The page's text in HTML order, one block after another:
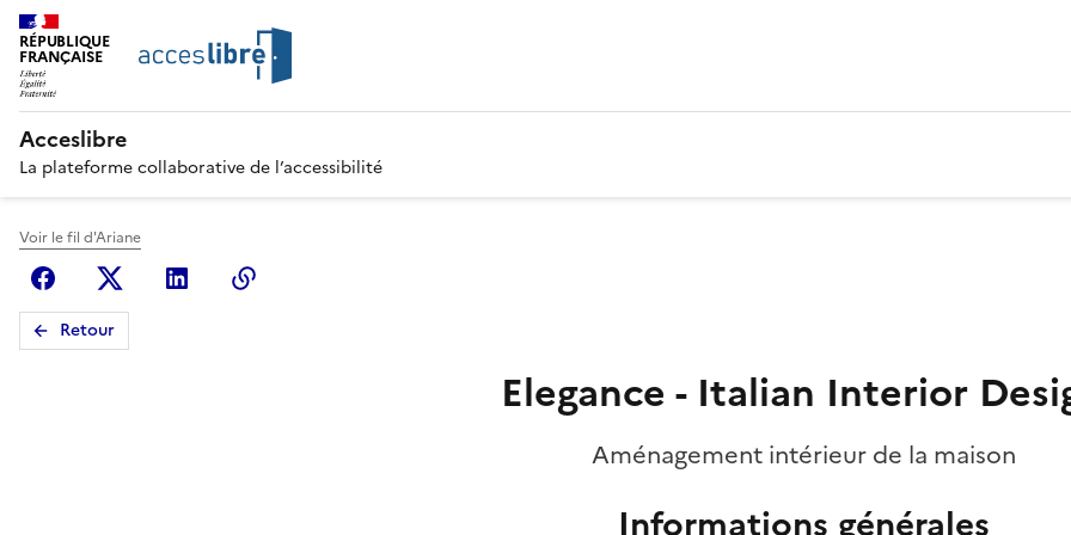
RÉPUBLIQUE
FRANÇAISE
Acceslibre
La plateforme collaborative de l’accessibilité
Voir le fil d'Ariane
FacebookX (anciennement Twitter)
Linkedin
Retour
Elegance - Italian Interior
Aménagement intérieur de la maison
Informations générales